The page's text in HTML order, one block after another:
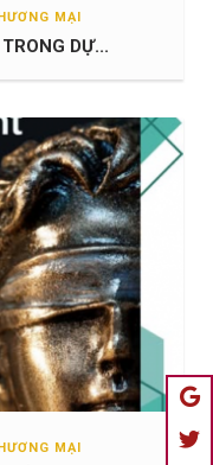
MẠI
DỰ...
MẠI